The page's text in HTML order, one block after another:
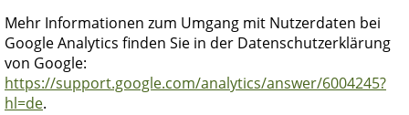
Mehr Informationen zum Umgang mit Nutzerdaten bei
Google Analytics finden Sie in der Datenschutzerklärung
von Google:
https://support.google.com/analytics/answer/6004245?
hl=de.